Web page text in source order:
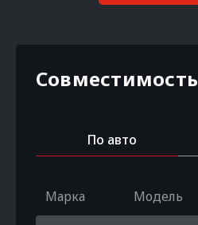
Совместимость
По авто
Марка Модель